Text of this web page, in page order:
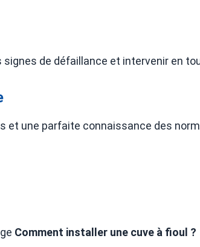
de défaillance et intervenir en
et une parfaite connaissance des
Comment installer une cuve à fioul ?